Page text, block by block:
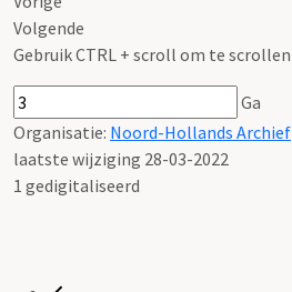
Volgende
Gebruik CTRL + scroll om te scrollen
Ga
Organisatie: Noord-Hollands Archief
laatste wijziging 28-03-2022
1 gedigitaliseerd